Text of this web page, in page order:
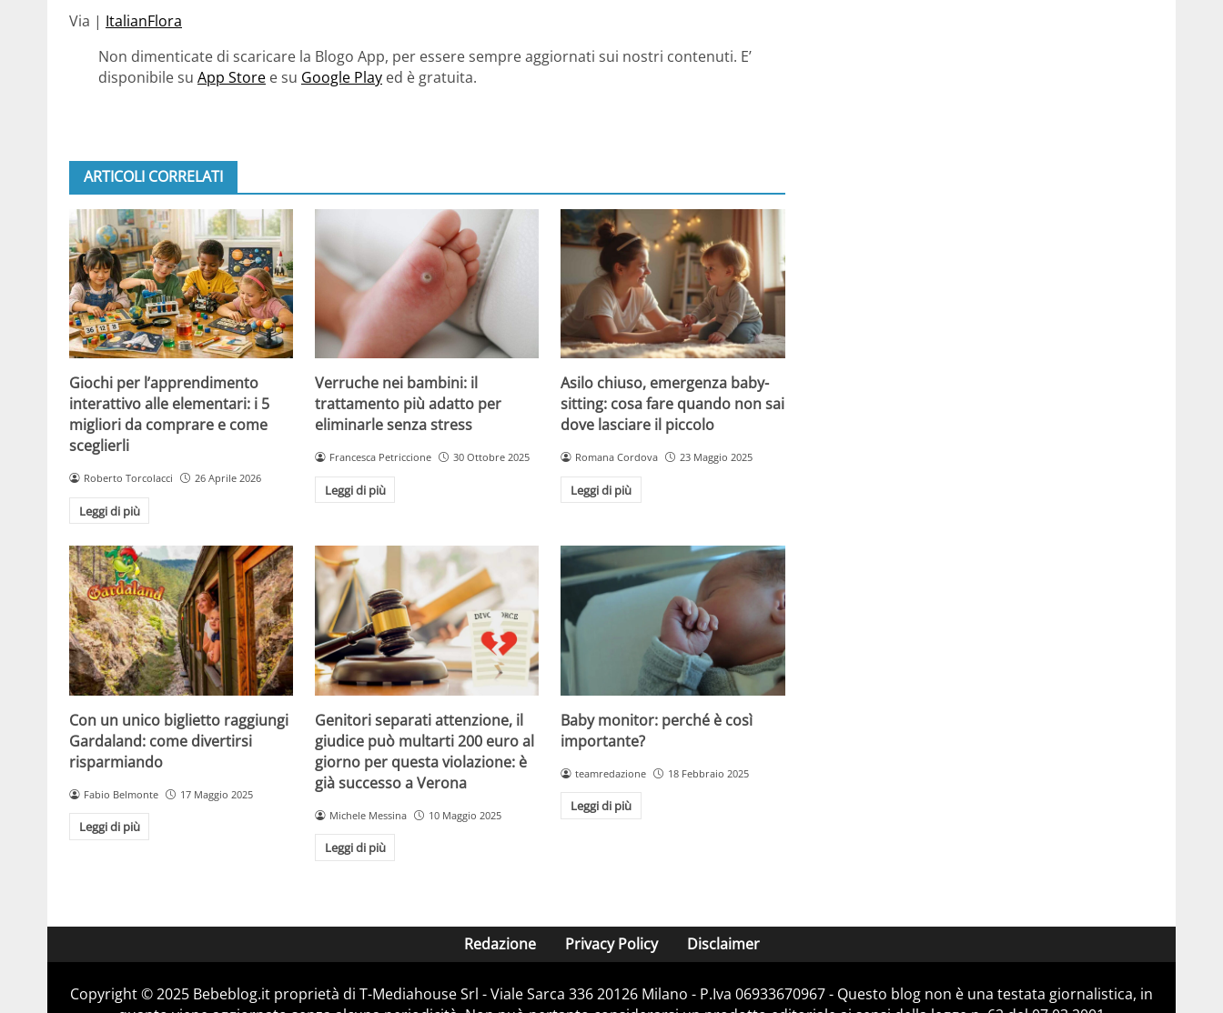
Via | ItalianFlora
Non dimenticate di scaricare la Blogo App, per essere sempre aggiornati sui nostri contenuti. E’
disponibile su App Store e su Google Play ed è gratuita.
ARTICOLI CORRELATI
Giochi per l’apprendimento
interattivo alle elementari: i 5
migliori da comprare e come
sceglierli
Roberto Torcolacci 26 Aprile 2026
Leggi di più
Verruche nei bambini: il
trattamento più adatto per
eliminarle senza stress
Francesca Petriccione 30 Ottobre 2025
Leggi di più
Asilo chiuso, emergenza baby-
sitting: cosa fare quando non sai
dove lasciare il piccolo
Romana Cordova 23 Maggio 2025
Leggi di più
Con un unico biglietto raggiungi
Gardaland: come divertirsi
risparmiando
Fabio Belmonte 17 Maggio 2025
Leggi di più
Genitori separati attenzione, il
giudice può multarti 200 euro al
giorno per questa violazione: è
già successo a Verona
Michele Messina 10 Maggio 2025
Leggi di più
Baby monitor: perché è così
importante?
teamredazione 18 Febbraio 2025
Leggi di più
Redazione Privacy Policy Disclaimer
Copyright © 2025 Bebeblog.it proprietà di T-Mediahouse Srl - Viale Sarca 336 20126 Milano - P.Iva 06933670967 - Questo blog non è una testata giornalistica, in